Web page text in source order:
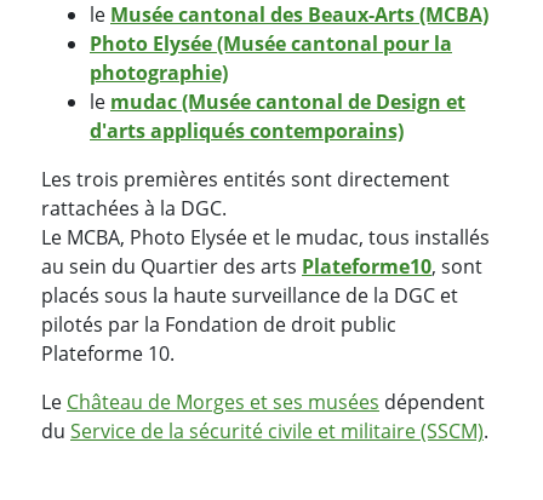
le Musée cantonal des Beaux-Arts (MCBA)
Photo Elysée (Musée cantonal pour la
photographie)
le mudac (Musée cantonal de Design et
d'arts appliqués contemporains)
Les trois premières entités sont directement
rattachées à la DGC.
Le MCBA, Photo Elysée et le mudac, tous installés
au sein du Quartier des arts Plateforme10, sont
placés sous la haute surveillance de la DGC et
pilotés par la Fondation de droit public
Plateforme 10.
Le Château de Morges et ses musées dépendent
du Service de la sécurité civile et militaire (SSCM).